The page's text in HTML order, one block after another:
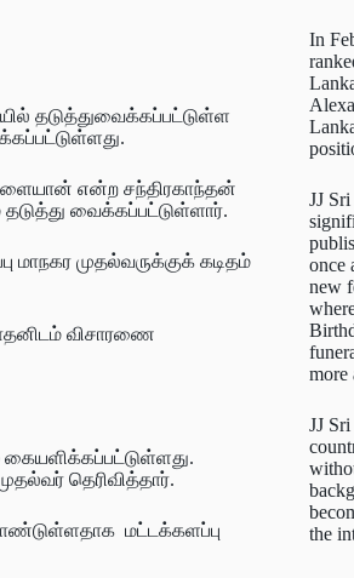
தடுத்துவைக்கப்பட்டுள்ள
என்ற சந்திரகாந்தன்
வைக்கப்பட்டுள்ளார்.
முதல்வருக்குக் கடிதம்
விசாரணை
கையளிக்கப்பட்டுள்ளது.
தெரிவித்தார்.
மட்டக்களப்பு
In
JJ
once
new
more
JJ
the